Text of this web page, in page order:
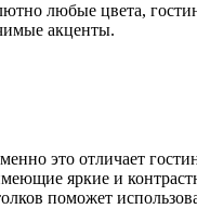
любые цвета,
акценты.
это отличает
яркие и
поможет